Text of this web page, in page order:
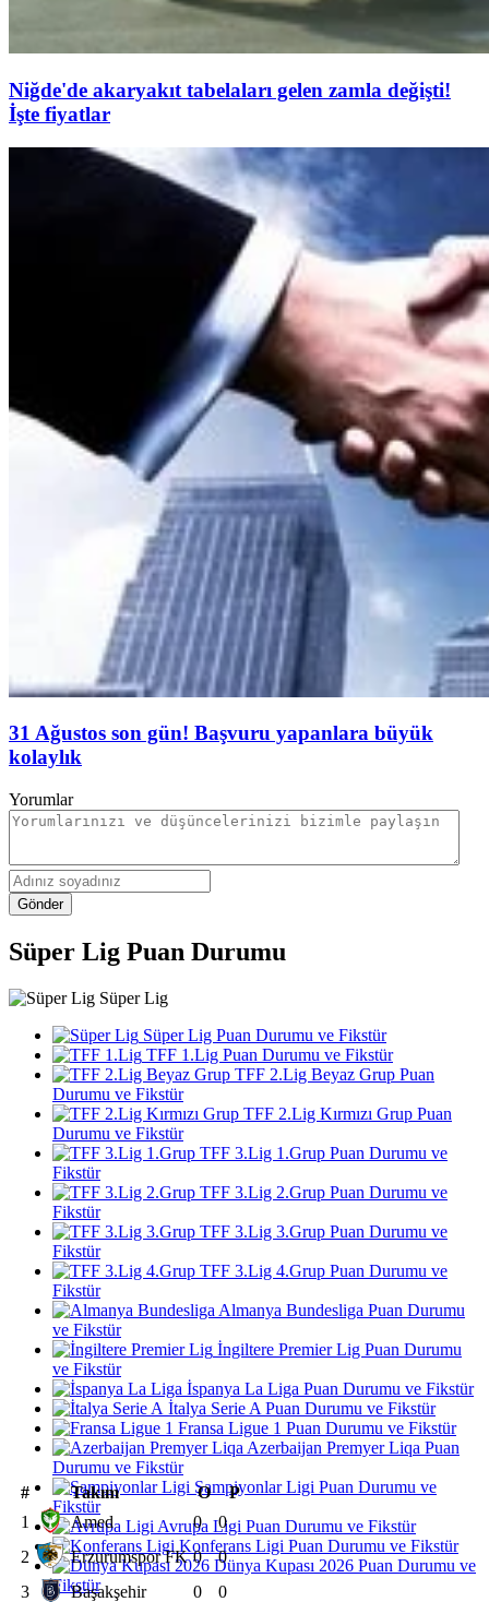
Niğde'de akaryakıt tabelaları gelen zamla değişti!
İşte fiyatlar
31 Ağustos son gün! Başvuru yapanlara büyük
kolaylık
Yorumlar
Gönder
Süper Lig Puan Durumu
Süper Lig
Süper Lig Puan Durumu ve Fikstür
TFF 1.Lig Puan Durumu ve Fikstür
TFF 2.Lig Beyaz Grup Puan
Durumu ve Fikstür
TFF 2.Lig Kırmızı Grup Puan
Durumu ve Fikstür
TFF 3.Lig 1.Grup Puan Durumu ve
Fikstür
TFF 3.Lig 2.Grup Puan Durumu ve
Fikstür
TFF 3.Lig 3.Grup Puan Durumu ve
Fikstür
TFF 3.Lig 4.Grup Puan Durumu ve
Fikstür
Almanya Bundesliga Puan Durumu
ve Fikstür
İngiltere Premier Lig Puan Durumu
ve Fikstür
İspanya La Liga Puan Durumu ve Fikstür
İtalya Serie A Puan Durumu ve Fikstür
Fransa Ligue 1 Puan Durumu ve Fikstür
Azerbaijan Premyer Liqa Puan
Durumu ve Fikstür
Şampiyonlar Ligi Puan Durumu ve
Fikstür
Avrupa Ligi Puan Durumu ve Fikstür
Konferans Ligi Puan Durumu ve Fikstür
Dünya Kupası 2026 Puan Durumu ve
Fikstür
# Takım O
P
1
Amed 0
0
2
Erzurumspor FK 0
0
3
Başakşehir 0
0